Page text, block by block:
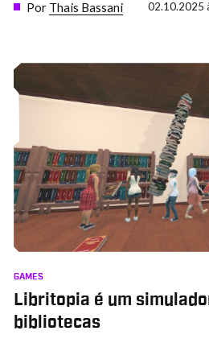
Por Thais Bassani 02.10.2025
GAMES
Libritopia é um
bibliotecas